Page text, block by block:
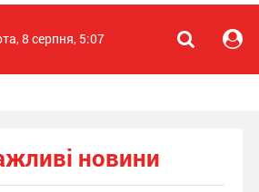
8 серпня, 5:07
новини